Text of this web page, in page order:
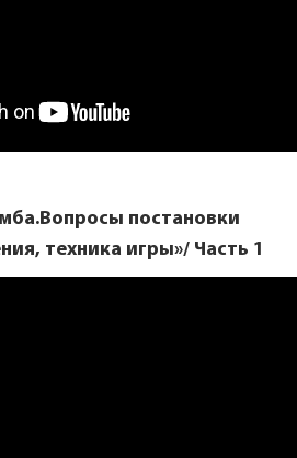
постановки
техника игры»/ Часть 1